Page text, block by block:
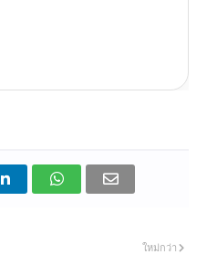
ใหม่กว่า